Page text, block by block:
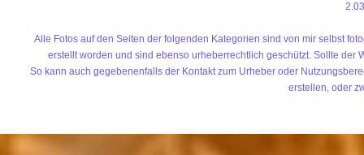
Alle Fotos auf den Seiten der folgenden Kategorien sind von mir selbst
erstellt worden und sind ebenso urheberrechtlich geschützt. Sollte
So kann auch gegebenenfalls der Kontakt zum Urheber oder
erstellen, oder